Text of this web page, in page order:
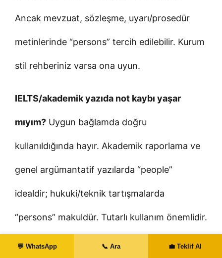
Ancak mevzuat, sözleşme, uyarı/prosedür
metinlerinde “persons” tercih edilebilir. Kurum
stil rehberiniz varsa ona uyun.
IELTS/akademik yazıda not kaybı yaşar
mıyım? Uygun bağlamda doğru
kullanıldığında hayır. Akademik raporlama ve
genel argümantatif yazılarda “people”
idealdir; hukuki/teknik tartışmalarda
“persons” makuldür. Tutarlı kullanım önemlidir.
“Person” yerine “human” kullanabilir miyim?
💬 WhatsApp 📞 Ara 💼 Teklif Al